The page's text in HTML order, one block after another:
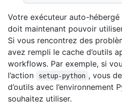
Votre exécuteur auto-hébergé
doit maintenant pouvoir
Si vous rencontrez des
avez rempli le cache d’outils
workflows. Par exemple, si
l’action
setup-python , vous
d’outils avec l’environnement
souhaitez utiliser.